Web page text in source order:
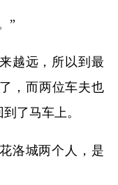
”
越远，所以到最
，而两位车夫也
了马车上。
洛城两个人，是